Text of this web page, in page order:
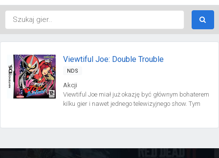
Viewtiful Joe: Double Trouble
NDS
Akcji
Viewtiful Joe miał już okazję być głównym bohaterem
kilku gier i nawet jednego telewizyjnego show. Tym